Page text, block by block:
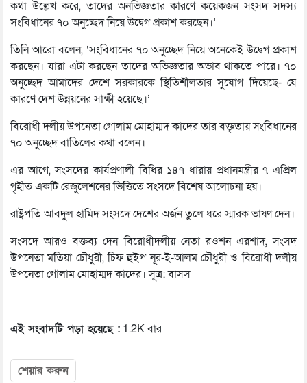
কথা উল্লেখ করে, তাদের অনভিজ্ঞতার কারণে কয়েকজন সংসদ সদস্য
সংবিধানের ৭০ অনুচ্ছেদ নিয়ে উদ্বেগ প্রকাশ করছেন।’
তিনি আরো বলেন, ‘সংবিধানের ৭০ অনুচ্ছেদ নিয়ে অনেকেই উদ্বেগ প্রকাশ
করছেন। যারা এটা করছেন তাদের অভিজ্ঞতার অভাব থাকতে পারে। ৭০
অনুচ্ছেদ আমাদের দেশে সরকারকে স্থিতিশীলতার সুযোগ দিয়েছে- যে
কারণে দেশ উন্নয়নের সাক্ষী হয়েছে।’
বিরোধী দলীয় উপনেতা গোলাম মোহাম্মদ কাদের তার বক্তৃতায় সংবিধানের
৭০ অনুচ্ছেদ বাতিলের কথা বলেন।
এর আগে, সংসদের কার্যপ্রণালী বিধির ১৪৭ ধারায় প্রধানমন্ত্রীর ৭ এপ্রিল
গৃহীত একটি রেজুলেশনের ভিত্তিতে সংসদে বিশেষ আলোচনা হয়।
রাষ্ট্রপতি আবদুল হামিদ সংসদে দেশের অর্জন তুলে ধরে স্মারক ভাষণ দেন।
সংসদে আরও বক্তব্য দেন বিরোধীদলীয় নেতা রওশন এরশাদ, সংসদ
উপনেতা মতিয়া চৌধুরী, চিফ হুইপ নূর-ই-আলম চৌধুরী ও বিরোধী দলীয়
উপনেতা গোলাম মোহাম্মদ কাদের। সূত্র: বাসস
এই সংবাদটি পড়া হয়েছে : 1.2K বার
শেয়ার করুন